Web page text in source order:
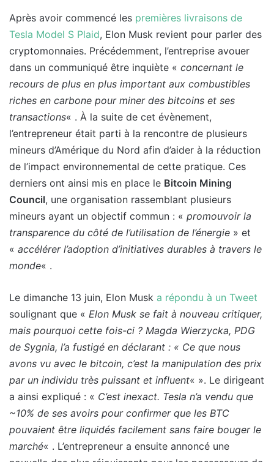
Après avoir commencé les premières livraisons de
Tesla Model S Plaid, Elon Musk revient pour parler des
cryptomonnaies. Précédemment, l’entreprise avouer
dans un communiqué être inquiète « concernant le
recours de plus en plus important aux combustibles
riches en carbone pour miner des bitcoins et ses
transactions« . À la suite de cet évènement,
l’entrepreneur était parti à la rencontre de plusieurs
mineurs d’Amérique du Nord afin d’aider à la réduction
de l’impact environnemental de cette pratique. Ces
derniers ont ainsi mis en place le Bitcoin Mining
Council, une organisation rassemblant plusieurs
mineurs ayant un objectif commun : « promouvoir la
transparence du côté de l’utilisation de l’énergie » et
« accélérer l’adoption d’initiatives durables à travers le
monde« .
Le dimanche 13 juin, Elon Musk a répondu à un Tweet
soulignant que « Elon Musk se fait à nouveau critiquer,
mais pourquoi cette fois-ci ? Magda Wierzycka, PDG
de Sygnia, l’a fustigé en déclarant : « Ce que nous
avons vu avec le bitcoin, c’est la manipulation des prix
par un individu très puissant et influent« ». Le dirigeant
a ainsi expliqué : « C’est inexact. Tesla n’a vendu que
~10% de ses avoirs pour confirmer que les BTC
pouvaient être liquidés facilement sans faire bouger le
marché« . L’entrepreneur a ensuite annoncé une